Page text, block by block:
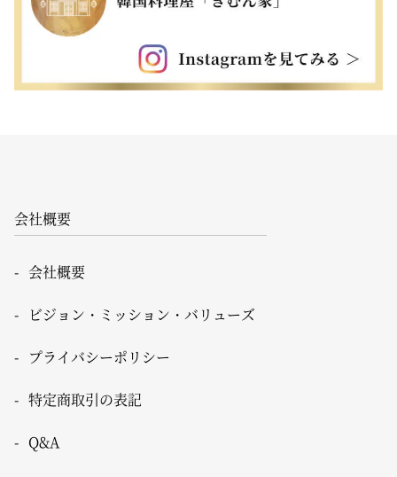
会社概要
会社概要
ビジョン・ミッション・バリューズ
プライバシーポリシー
特定商取引の表記
Q&A